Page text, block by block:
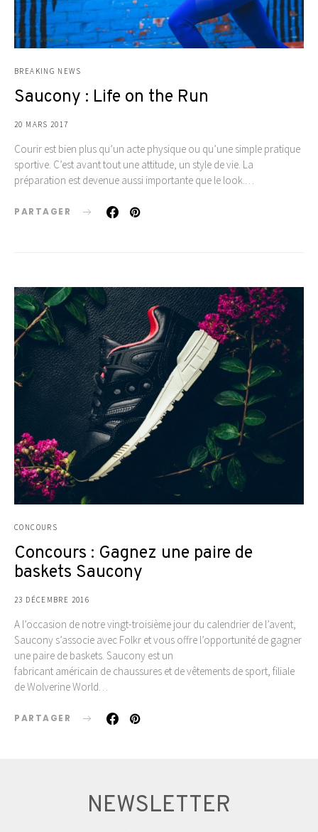
BREAKING NEWS
Saucony : Life on the Run
20 MARS 2017
Courir est bien plus qu’un acte physique ou qu’une simple pratique
sportive. C’est avant tout une attitude, un style de vie. La
préparation est devenue aussi importante que le look.…
PARTAGER
CONCOURS
Concours : Gagnez une paire de
baskets Saucony
23 DÉCEMBRE 2016
A l’occasion de notre vingt-troisième jour du calendrier de l’avent,
Saucony s’associe avec Folkr et vous offre l’opportunité de gagner
une paire de baskets. Saucony est un
fabricant américain de chaussures et de vêtements de sport, filiale
de Wolverine World…
PARTAGER
NEWSLETTER